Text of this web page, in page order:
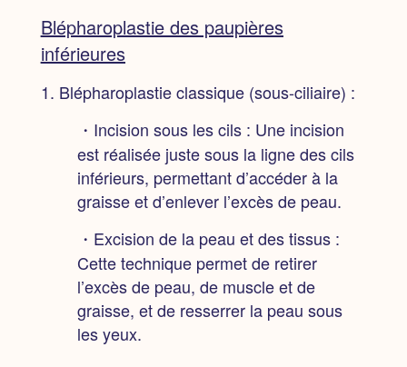
Blépharoplastie des paupières
inférieures
1. Blépharoplastie classique (sous-ciliaire) :
・Incision sous les cils : Une incision
est réalisée juste sous la ligne des cils
inférieurs, permettant d’accéder à la
graisse et d’enlever l’excès de peau.
・Excision de la peau et des tissus :
Cette technique permet de retirer
l’excès de peau, de muscle et de
graisse, et de resserrer la peau sous
les yeux.